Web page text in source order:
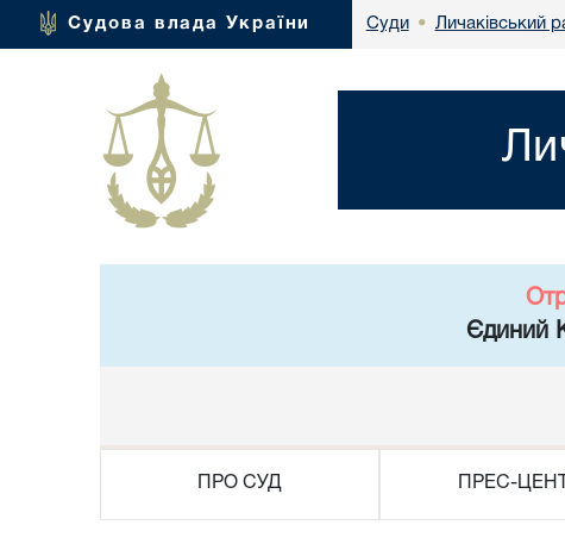
Судова влада України Суди • Личаківський
Єдиний
ПРО СУД ПРЕС-